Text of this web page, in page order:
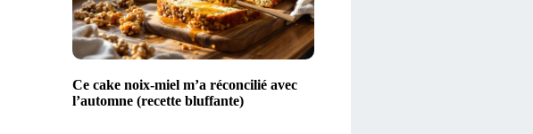
Ce cake noix-miel m’a réconcilié avec
l’automne (recette bluffante)